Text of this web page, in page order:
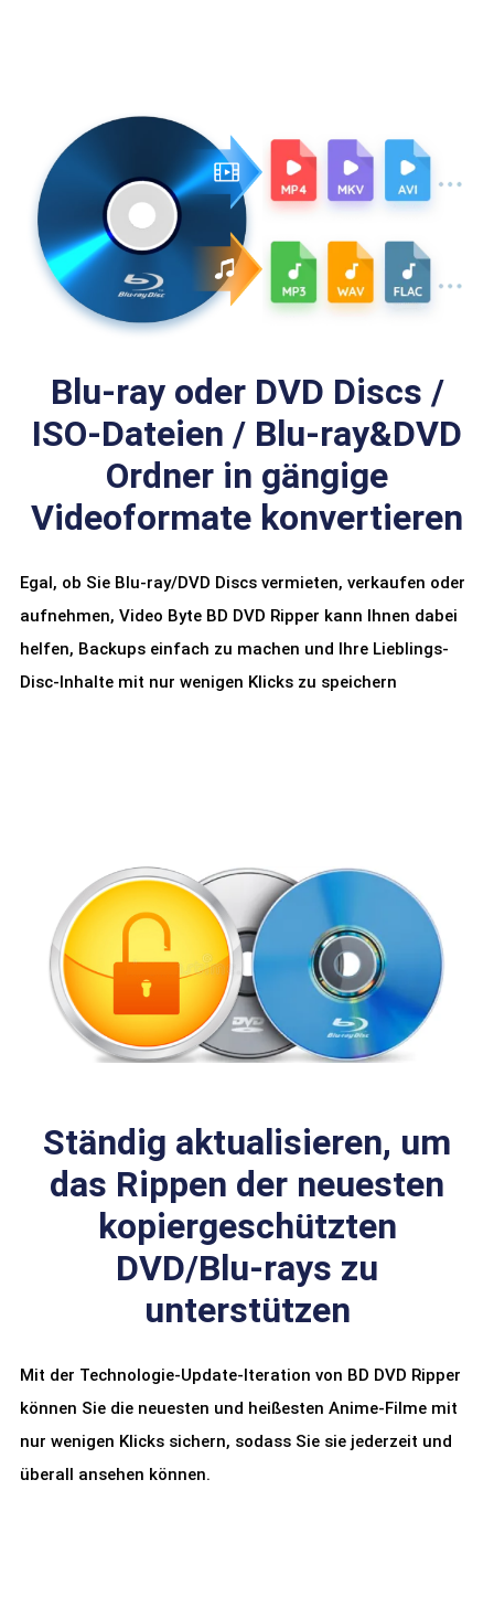
Blu-ray oder DVD Discs /
ISO-Dateien / Blu-ray&DVD
Ordner in gängige
Videoformate konvertieren
Egal, ob Sie Blu-ray/DVD Discs vermieten, verkaufen oder
aufnehmen, Video Byte BD DVD Ripper kann Ihnen dabei
helfen, Backups einfach zu machen und Ihre Lieblings-
Disc-Inhalte mit nur wenigen Klicks zu speichern
Ständig aktualisieren, um
das Rippen der neuesten
kopiergeschützten
DVD/Blu-rays zu
unterstützen
Mit der Technologie-Update-Iteration von BD DVD Ripper
können Sie die neuesten und heißesten Anime-Filme mit
nur wenigen Klicks sichern, sodass Sie sie jederzeit und
überall ansehen können.